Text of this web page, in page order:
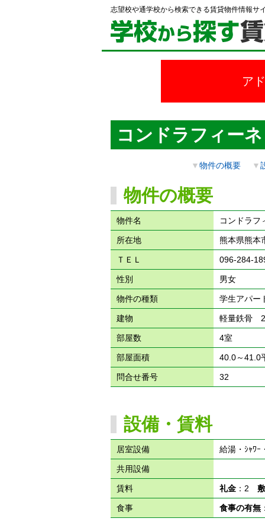
志望校や通学校から検索できる賃貸物件情報サ
ア
コンドラフィーネ
▼物件の概要 ▼
物件の概要
物件名 コンドラフ
所在地 熊本県熊本
ＴＥＬ 096-284-
性別 男女
物件の種類 学生アパー
建物 軽量鉄骨
部屋数 4室
部屋面積 40.0～41.0
問合せ番号 32
設備・賃料
居室設備 給湯・ｼｬﾜｰ
共用設備
賃料 礼金：2
食事 食事の有無